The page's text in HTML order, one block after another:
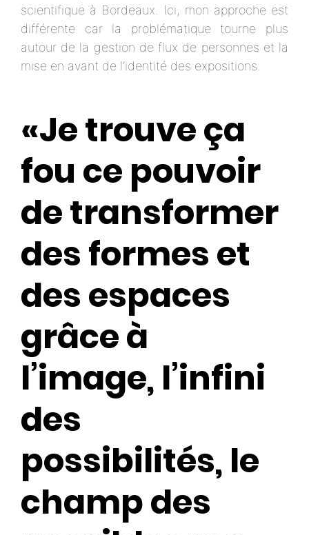
scientifique à Bordeaux. Ici, mon approche est
différente car la problématique tourne plus
autour de la gestion de flux de personnes et la
mise en avant de l’identité des expositions.
«Je trouve ça
fou ce pouvoir
de transformer
des formes et
des espaces
grâce à
l’image, l’infini
des
possibilités, le
champ des